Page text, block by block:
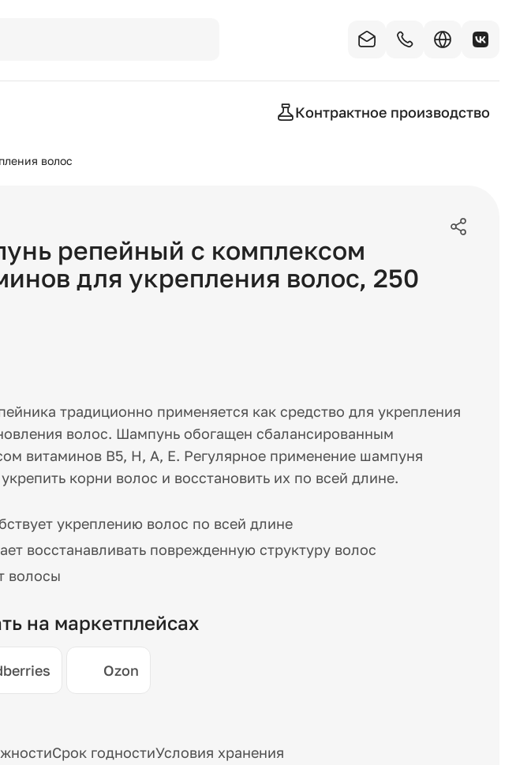
Контрактное производство
волос
репейный с комплексом
для укрепления волос, 250
традиционно применяется как средство для укрепления
волос. Шампунь обогащен сбалансированным
витаминов В5, Н, А, Е. Регулярное применение шампуня
корни волос и восстановить их по всей длине.
укреплению волос по всей длине
восстанавливать поврежденную структуру волос
волосы
на маркетплейсах
Ozon
Срок годностиУсловия хранения